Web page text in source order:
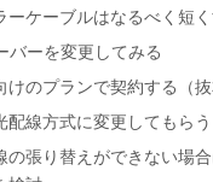
ーケーブルはなるべく短
バーを変更してみる
けのプランで契約する（抜
配線方式に変更してもら
の張り替えができない場